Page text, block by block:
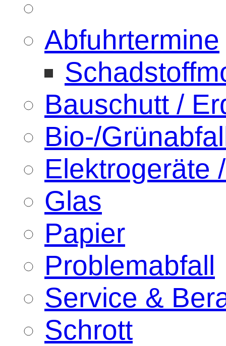
Abfuhrtermine
Bauschutt /
Bio-/
Elektrogeräte
Glas
Papier
Problemabfall
Service &
Schrott